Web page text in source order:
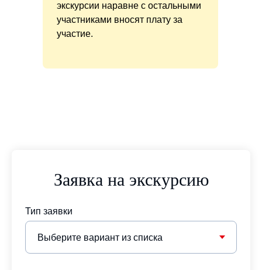
Внимание!
Заявки на проведение
с 1 октября 2021 года.
экскурсии наравне с остальными
участниками вносят плату за
участие.
Заявка на экскурсию
Тип заявки